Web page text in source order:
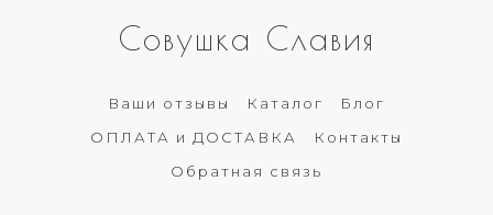
Совушка Славия
Ваши отзывы Каталог
Блог
ОПЛАТА и ДОСТАВКА
Контакты
Обратная связь